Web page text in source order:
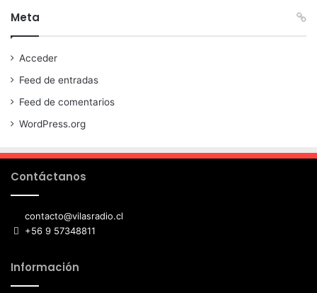
Meta
Acceder
Feed de entradas
Feed de comentarios
WordPress.org
Contáctanos
contacto@vilasradio.cl
+56 9 57348811
Información